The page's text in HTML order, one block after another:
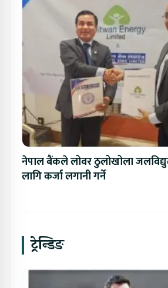
नेपाल बैंकले लोवर ठुलोखोला
लागि कर्जा लगानी गर्ने
ट्रेन्डिङ